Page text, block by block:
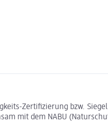
Zertifizierung bzw.
mit dem NABU